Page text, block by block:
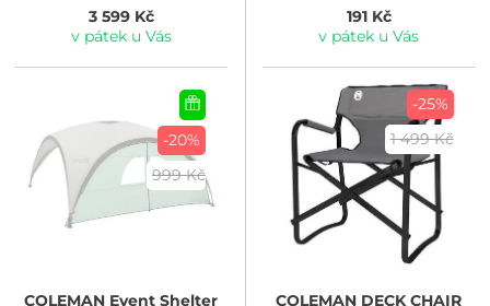
3 599 Kč
v pátek u Vás
191 Kč
v pátek u Vás
-20%
999 Kč
COLEMAN Event Shelter
-25%
1 499 Kč
COLEMAN DECK CHAIR